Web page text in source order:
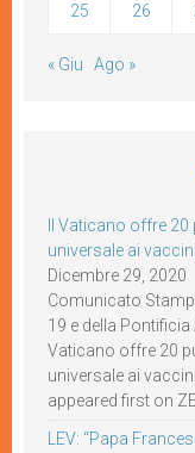
25 26
« Giu Ago »
Il Vaticano offre
universale ai
Dicembre 29, 2020
Comunicato
19 e della Pontificia
Vaticano offre 20
universale ai
appeared first on
LEV: “Papa